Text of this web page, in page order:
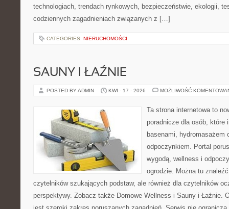
technologiach, trendach rynkowych, bezpieczeństwie, ekologii,
codziennych zagadnieniach związanych z […]
CATEGORIES: NIERUCHOMOŚCI
SAUNY I ŁAŹNIE
POSTED BY ADMIN KWI - 17 - 2026 MOŻLIWOŚĆ
Ta strona internetowa to
poradnicze dla osób, które
basenami, hydromasażem
odpoczynkiem. Portal
wygodą, wellness i
ogrodzie. Można tu
czytelników szukających podstaw, ale również dla czytelników
perspektywy. Zobacz także Domowe Wellness i Sauny i Łaźnie.